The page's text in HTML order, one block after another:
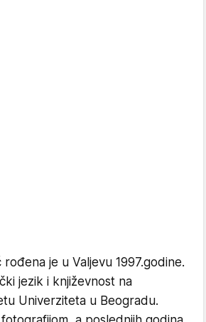
rođena je u Valjevu 1997.godine.
jezik i književnost na
Univerziteta u Beogradu.